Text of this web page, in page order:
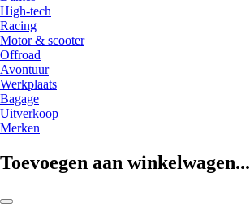
High-tech
Racing
Motor & scooter
Offroad
Avontuur
Werkplaats
Bagage
Uitverkoop
Merken
Toevoegen aan winkelwagen...